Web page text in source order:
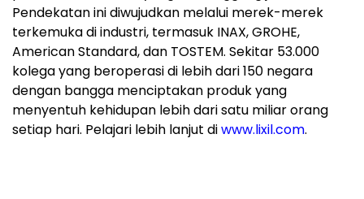
Pendekatan ini diwujudkan melalui merek-merek
terkemuka di industri, termasuk INAX, GROHE,
American Standard, dan TOSTEM. Sekitar 53.000
kolega yang beroperasi di lebih dari 150 negara
dengan bangga menciptakan produk yang
menyentuh kehidupan lebih dari satu miliar orang
setiap hari. Pelajari lebih lanjut diwww.lixil.com.